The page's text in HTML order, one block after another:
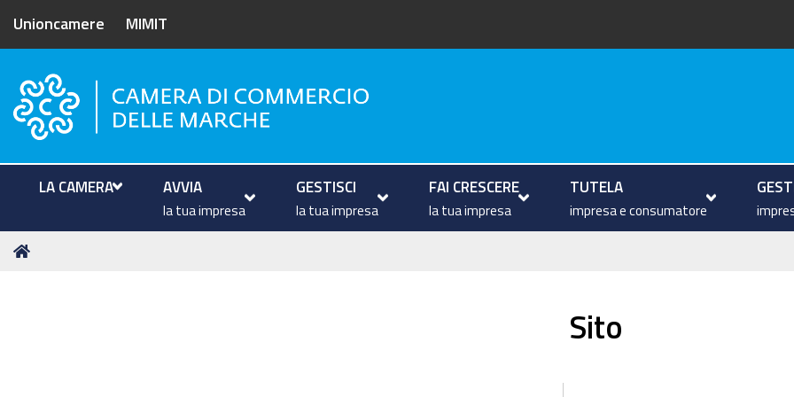
Unioncamere MIMIT
Camera di Commercio delle Marche
LA CAMERA AVVIA
la tua impresa
GESTISCI
la tua impresa
FAI CRESCERE
la tua impresa
TUTELA
impresa e consumatore
Tu
Sito